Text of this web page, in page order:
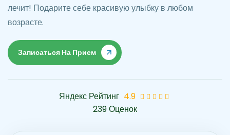
лечит! Подарите себе красивую улыбку в любом
возрасте.
Записаться На Прием
Яндекс Рейтинг 4.9
239 Оценок